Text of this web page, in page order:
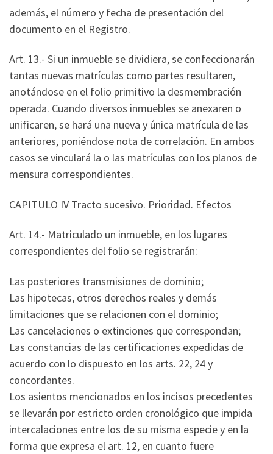
además, el número y fecha de presentación del
documento en el Registro.
Art. 13.- Si un inmueble se dividiera, se confeccionarán
tantas nuevas matrículas como partes resultaren,
anotándose en el folio primitivo la desmembración
operada. Cuando diversos inmuebles se anexaren o
unificaren, se hará una nueva y única matrícula de las
anteriores, poniéndose nota de correlación. En ambos
casos se vinculará la o las matrículas con los planos de
mensura correspondientes.
CAPITULO IV Tracto sucesivo. Prioridad. Efectos
Art. 14.- Matriculado un inmueble, en los lugares
correspondientes del folio se registrarán:
Las posteriores transmisiones de dominio;
Las hipotecas, otros derechos reales y demás
limitaciones que se relacionen con el dominio;
Las cancelaciones o extinciones que correspondan;
Las constancias de las certificaciones expedidas de
acuerdo con lo dispuesto en los arts. 22, 24 y
concordantes.
Los asientos mencionados en los incisos precedentes
se llevarán por estricto orden cronológico que impida
intercalaciones entre los de su misma especie y en la
forma que expresa el art. 12, en cuanto fuere